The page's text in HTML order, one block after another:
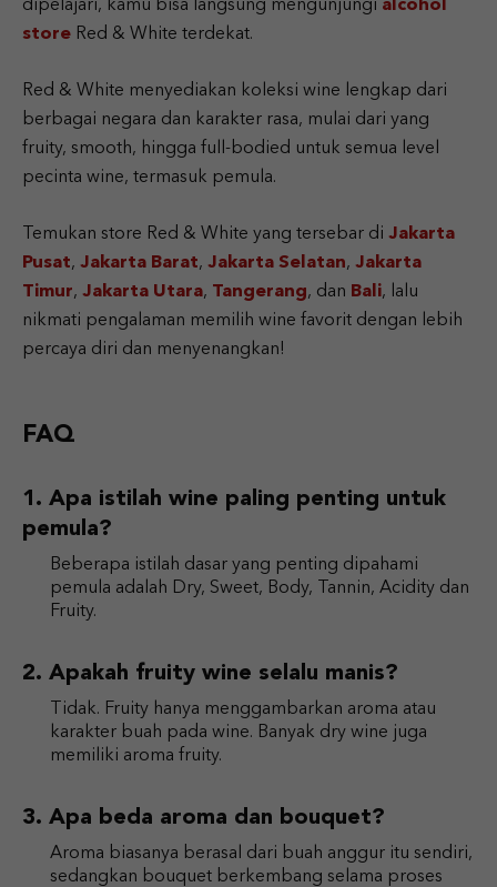
dipelajari, kamu bisa langsung mengunjungi alcohol
store Red & White terdekat.
Red & White menyediakan koleksi wine lengkap dari
berbagai negara dan karakter rasa, mulai dari yang
fruity, smooth, hingga full-bodied untuk semua level
pecinta wine, termasuk pemula.
Temukan store Red & White yang tersebar di Jakarta
Pusat, Jakarta Barat, Jakarta Selatan, Jakarta
Timur, Jakarta Utara, Tangerang, dan Bali, lalu
nikmati pengalaman memilih wine favorit dengan lebih
percaya diri dan menyenangkan!
FAQ
Apa istilah wine paling penting untuk
pemula?
Beberapa istilah dasar yang penting dipahami
pemula adalah Dry, Sweet, Body, Tannin, Acidity dan
Fruity.
Apakah fruity wine selalu manis?
Tidak. Fruity hanya menggambarkan aroma atau
karakter buah pada wine. Banyak dry wine juga
memiliki aroma fruity.
Apa beda aroma dan bouquet?
Aroma biasanya berasal dari buah anggur itu sendiri,
sedangkan bouquet berkembang selama proses